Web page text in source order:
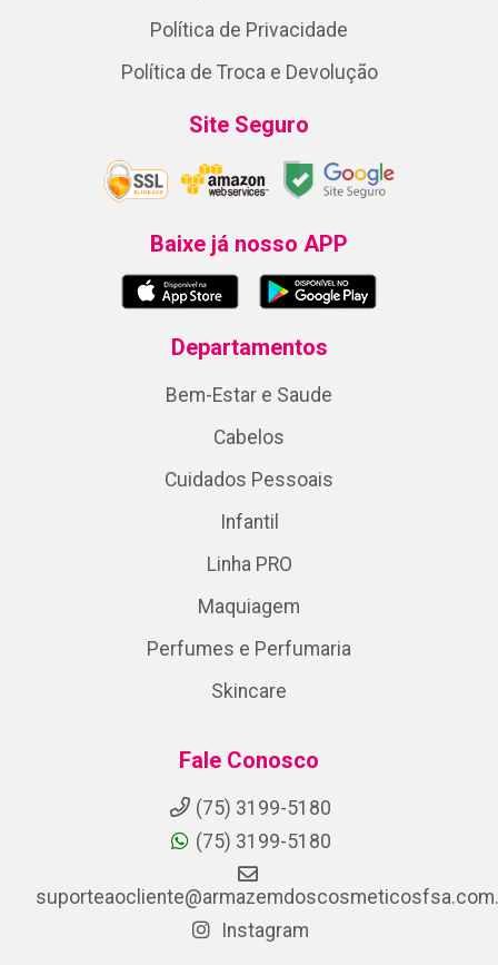
Política de Privacidade
Política de Troca e Devolução
Site Seguro
Baixe já nosso APP
Departamentos
Bem-Estar e Saude
Cabelos
Cuidados Pessoais
Infantil
Linha PRO
Maquiagem
Perfumes e Perfumaria
Skincare
Fale Conosco
(75) 3199-5180
(75) 3199-5180
Instagram